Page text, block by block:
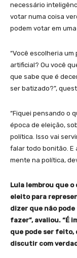
necessário
votar numa coisa
podem votar em uma
“Você escolheria
artificial? Ou você
que sabe que é
ser batizado?”,
“Fiquei pensando o
época de eleição,
política. Isso vai
falar todo bonitão. E
mente na política,
Lula lembrou que
eleito para
dizer que não
fazer”, avaliou. “É
que pode ser feito,
discutir com